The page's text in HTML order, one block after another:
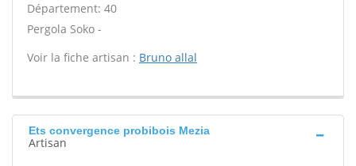
Département: 40
Pergola Soko -
Voir la fiche artisan : Bruno allal
Ets convergence probibois Mezia
Artisan